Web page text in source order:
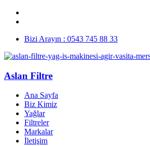
Bizi Arayın : 0543 745 88 33
Aslan Filtre
Ana Sayfa
Biz Kimiz
Yağlar
Filtreler
Markalar
İletişim